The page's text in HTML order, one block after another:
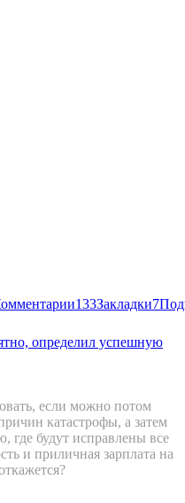
133Закладки7
определил успешную
если можно потом
катастрофы, а затем
где будут исправлены все
и приличная зарплата на